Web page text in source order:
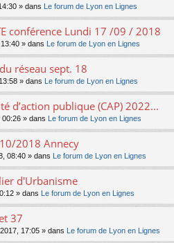
» dans Le forum de Lyon en Lignes
conférence Lundi 17 /09 / 2018
» dans Le forum de Lyon en Lignes
réseau sept. 18
» dans Le forum de Lyon en Lignes
d’action publique (CAP) 2022...
00:26 » dans Le forum de Lyon en Lignes
2018 Annecy
08:40 » dans Le forum de Lyon en Lignes
d'Urbanisme
» dans Le forum de Lyon en Lignes
37
17:05 » dans Le forum de Lyon en Lignes